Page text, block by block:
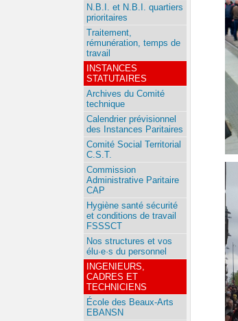
N.B.I. et N.B.I. quartiers
prioritaires
Traitement,
rémunération, temps de
travail
INSTANCES
STATUTAIRES
Archives du Comité
technique
Calendrier prévisionnel
des Instances Paritaires
Comité Social Territorial
C.S.T.
Commission
Administrative Paritaire
CAP
Hygiène santé sécurité
et conditions de travail
FSSSCT
Nos structures et vos
élu·e·s du personnel
INGENIEURS,
CADRES ET
TECHNICIENS
École des Beaux-Arts
EBANSN